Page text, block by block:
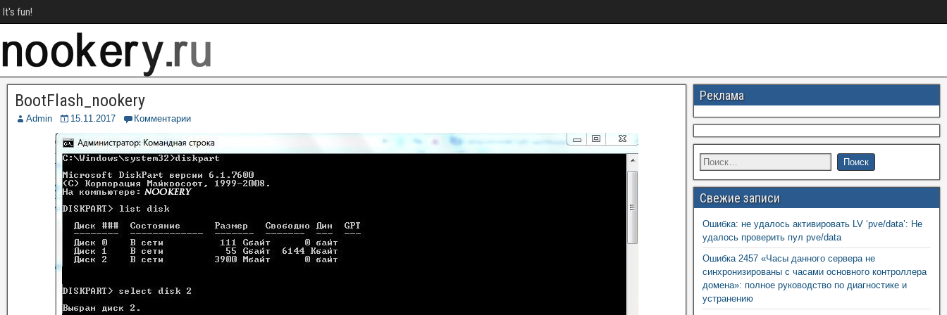
It's fun!
BootFlash_nookery
Admin 15.11.2017 Комментарии
Реклама
Свежие записи
Ошибка: не удалось активировать LV ‘pve/data’: Не
удалось проверить пул pve/data
Ошибка 2457 «Часы данного сервера не
синхронизированы с часами основного контроллера
домена»: полное руководство по диагностике и
устранению